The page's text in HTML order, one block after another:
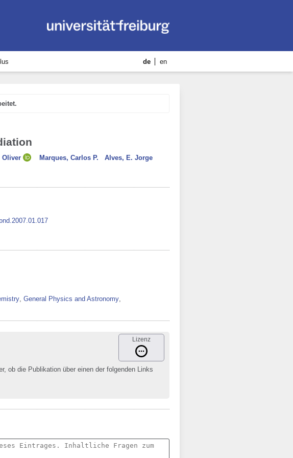
de en
Oliver Marques, Carlos P. Alves, E. Jorge
, General Physics and Astronomy,
Lizenz
ob die Publikation über einen der folgenden Links